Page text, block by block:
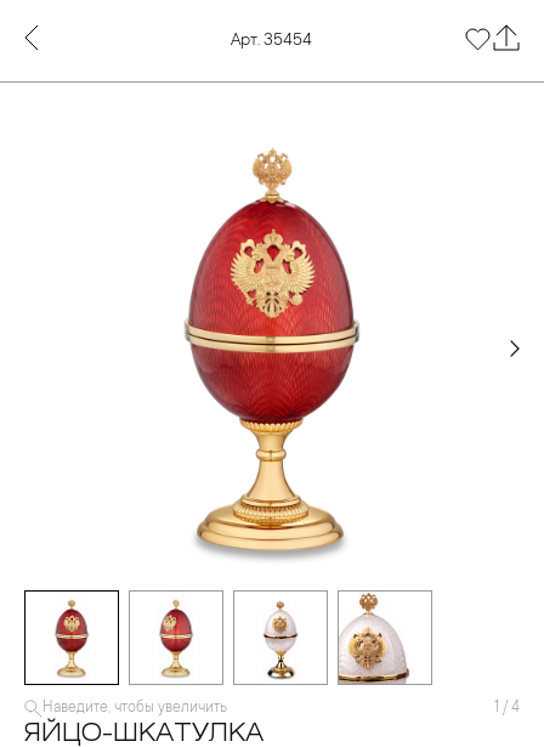
Арт. 35454
Наведите, чтобы увеличить 1 / 4
ЯЙЦО-ШКАТУЛКА